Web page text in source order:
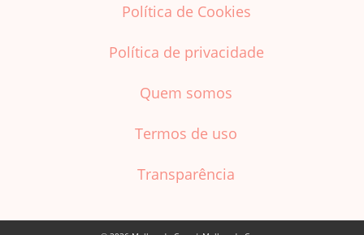
Política de Cookies
Política de privacidade
Quem somos
Termos de uso
Transparência